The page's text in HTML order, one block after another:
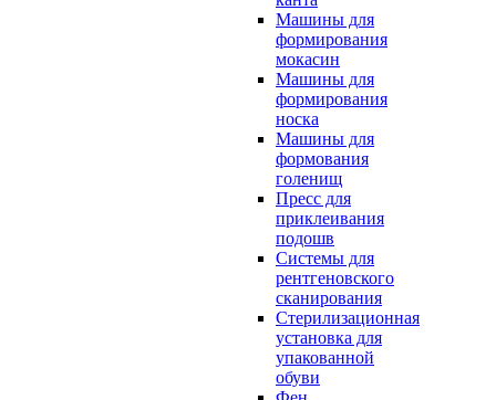
Машины для
формирования
мокасин
Машины для
формирования
носка
Машины для
формования
голенищ
Пресс для
приклеивания
подошв
Системы для
рентгеновского
сканирования
Стерилизационная
установка для
упакованной
обуви